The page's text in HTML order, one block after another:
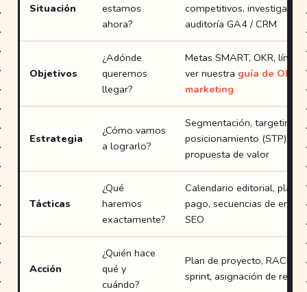
Situación
estamos
ahora?
competitivos,
auditoría GA4 / CRM
Objetivos
¿Adónde
queremos
llegar?
Metas SMART, OKR, líneas
ver nuestra guía de OKR
marketing
Estrategia
¿Cómo vamos
a lograrlo?
Segmentación, targeting,
posicionamiento (STP);
propuesta de valor
Tácticas
¿Qué
haremos
exactamente?
Calendario editorial, plan
pago, secuencias de
SEO
Acción
¿Quién hace
qué y
cuándo?
Plan de proyecto, RACI,
sprint, asignación de